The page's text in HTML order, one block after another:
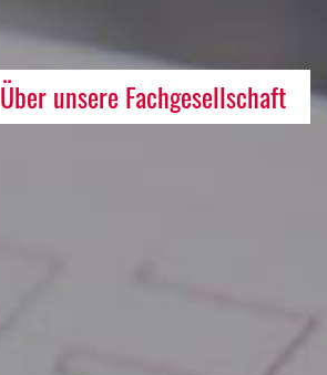
Über unsere Fachgesellschaft